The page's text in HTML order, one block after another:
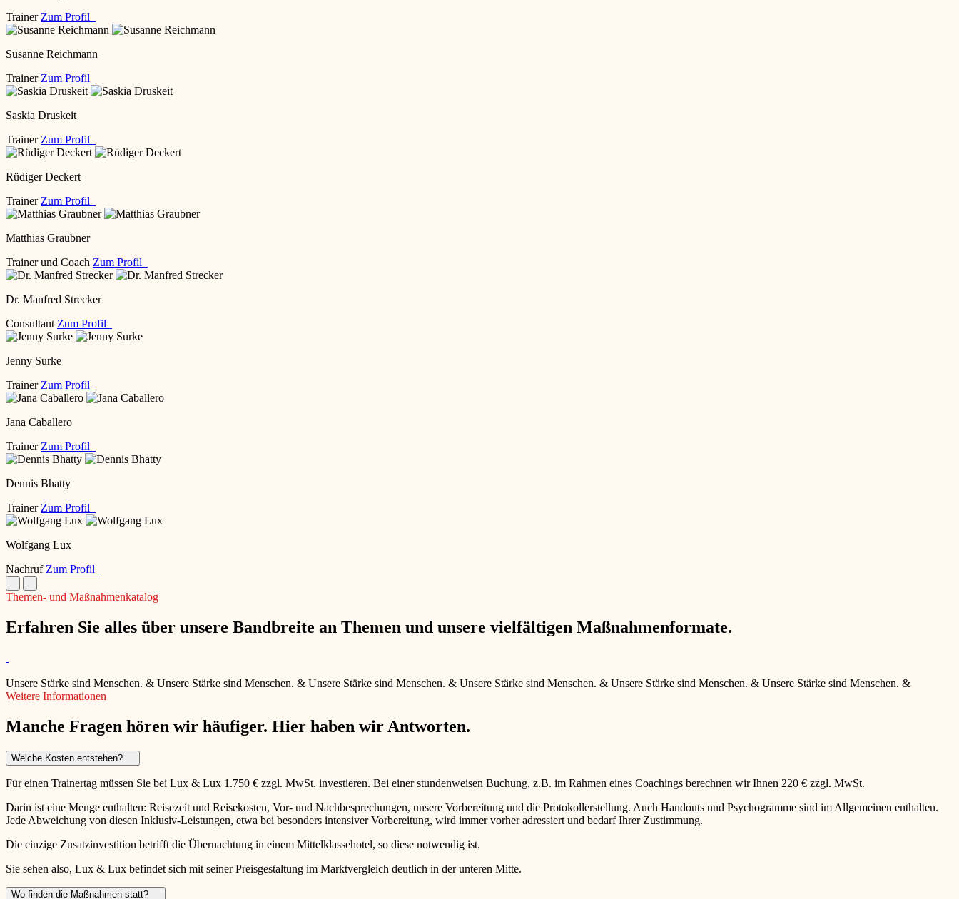
Trainer Zum Profil
Susanne Reichmann
Trainer Zum Profil
Saskia Druskeit
Trainer Zum Profil
Rüdiger Deckert
Trainer Zum Profil
Matthias Graubner
Trainer und Coach Zum Profil
Dr. Manfred Strecker
Consultant Zum Profil
Jenny Surke
Trainer Zum Profil
Jana Caballero
Trainer Zum Profil
Dennis Bhatty
Trainer Zum Profil
Wolfgang Lux
Nachruf Zum Profil
Themen- und Maßnahmenkatalog
Erfahren Sie alles über unsere Bandbreite an Themen und unsere vielfältigen Maßnahmenformate.
Unsere Stärke sind Menschen. & Unsere Stärke sind Menschen. & Unsere Stärke sind Menschen. & Unsere Stärke sind Menschen. & Unsere Stärke sind Menschen. & Unsere Stärke sind Menschen. &
Weitere Informationen
Manche Fragen hören wir häufiger. Hier haben wir Antworten.
Welche Kosten entstehen?
Für einen Trainertag müssen Sie bei Lux & Lux 1.750 € zzgl. MwSt. investieren. Bei einer stundenweisen Buchung, z.B. im Rahmen eines Coachings berechnen wir Ihnen 220 € zzgl. MwSt.
Darin ist eine Menge enthalten: Reisezeit und Reisekosten, Vor- und Nachbesprechungen, unsere Vorbereitung und die Protokollerstellung. Auch Handouts und Psychogramme sind im Allgemeinen enthalten.
Jede Abweichung von diesen Inklusiv-Leistungen, etwa bei besonders intensiver Vorbereitung, wird immer vorher adressiert und bedarf Ihrer Zustimmung.
Die einzige Zusatzinvestition betrifft die Übernachtung in einem Mittelklassehotel, so diese notwendig ist.
Sie sehen also, Lux & Lux befindet sich mit seiner Preisgestaltung im Marktvergleich deutlich in der unteren Mitte.
Wo finden die Maßnahmen statt?